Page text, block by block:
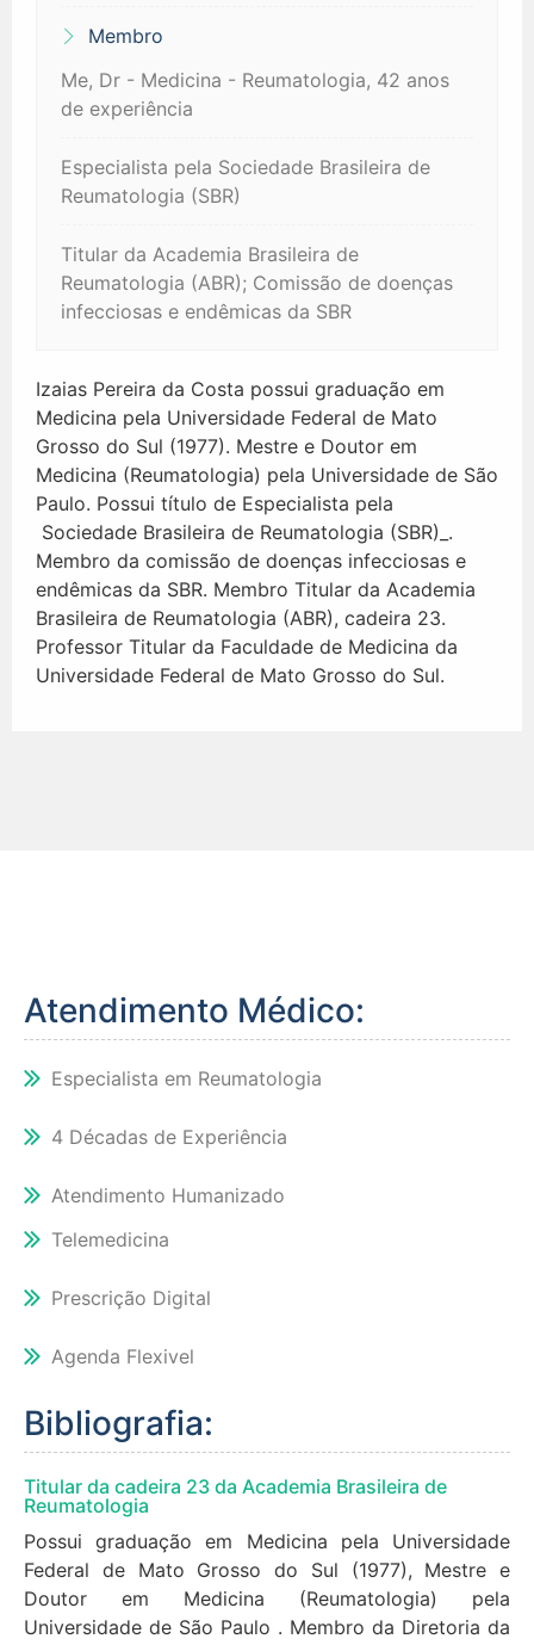
Membro
Me, Dr - Medicina - Reumatologia, 42 anos
de experiência
Especialista pela Sociedade Brasileira de
Reumatologia (SBR)
Titular da Academia Brasileira de
Reumatologia (ABR); Comissão de doenças
infecciosas e endêmicas da SBR
Izaias Pereira da Costa possui graduação em
Medicina pela Universidade Federal de Mato
Grosso do Sul (1977). Mestre e Doutor em
Medicina (Reumatologia) pela Universidade de São
Paulo. Possui título de Especialista pela
Sociedade Brasileira de Reumatologia (SBR)_.
Membro da comissão de doenças infecciosas e
endêmicas da SBR. Membro Titular da Academia
Brasileira de Reumatologia (ABR), cadeira 23.
Professor Titular da Faculdade de Medicina da
Universidade Federal de Mato Grosso do Sul.
Atendimento Médico:
Especialista em Reumatologia
4 Décadas de Experiência
Atendimento Humanizado
Telemedicina
Prescrição Digital
Agenda Flexivel
Bibliografia:
Titular da cadeira 23 da Academia Brasileira de
Reumatologia
Possui graduação em Medicina pela Universidade
Federal de Mato Grosso do Sul (1977), Mestre e
Doutor em Medicina (Reumatologia) pela
Universidade de São Paulo . Membro da Diretoria da